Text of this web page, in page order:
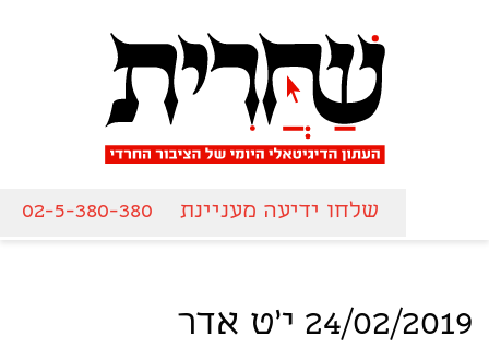
שלחו ידיעה מעניינת 02-5-380-380
24/02/2019 י'ט אדר